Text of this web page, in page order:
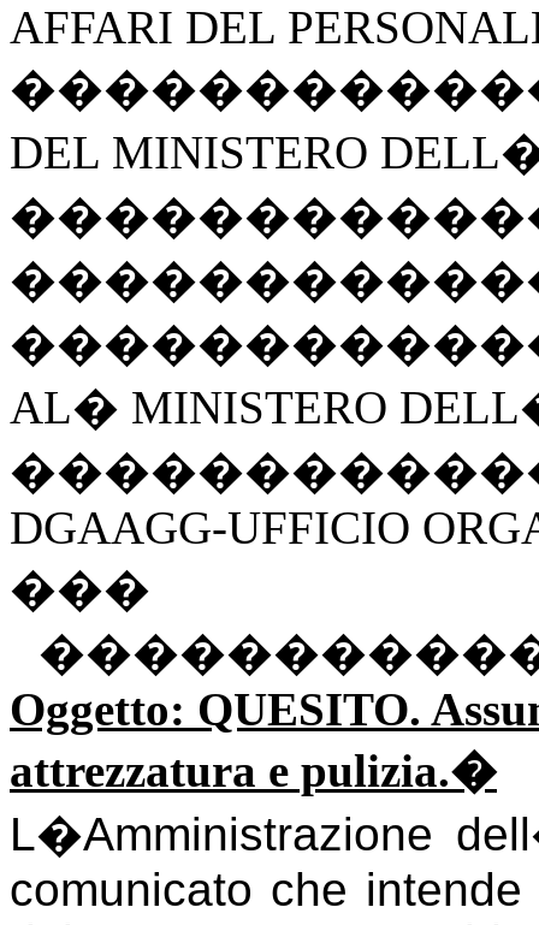
AFFARI DEL
DEL MINISTERO
AL� MINISTERO
DGAAGG-UFFICIO
���
Oggetto: QUESITO.
attrezzatura e pulizia.�
L�Amministrazione
comunicato che